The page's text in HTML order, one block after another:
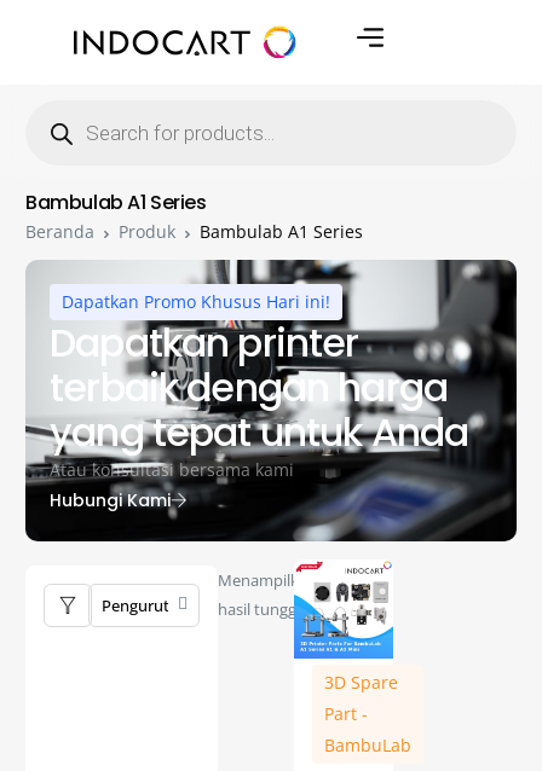
Bambulab A1 Series
Beranda Produk Bambulab A1 Series
Dapatkan Promo Khusus Hari ini!
Dapatkan printer
terbaik dengan harga
yang tepat untuk Anda
Atau konsultasi bersama kami
Hubungi Kami
Menampilkan
hasil tunggal
3D Spare
Part -
BambuLab